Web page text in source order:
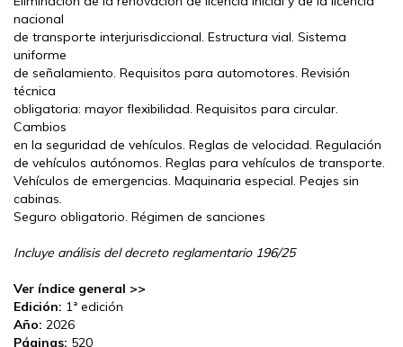
nacional
de transporte interjurisdiccional. Estructura vial. Sistema
uniforme
de señalamiento. Requisitos para automotores. Revisión
técnica
obligatoria: mayor flexibilidad. Requisitos para circular.
Cambios
en la seguridad de vehículos. Reglas de velocidad. Regulación
de vehículos autónomos. Reglas para vehículos de transporte.
Vehículos de emergencias. Maquinaria especial. Peajes sin
cabinas.
Seguro obligatorio. Régimen de sanciones
Incluye análisis del decreto reglamentario 196/25
Ver índice general >>
Edición: 1ª edición
Año: 2026
Páginas: 520